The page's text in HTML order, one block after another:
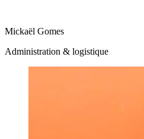
Mickaël Gomes
Administration & logistique